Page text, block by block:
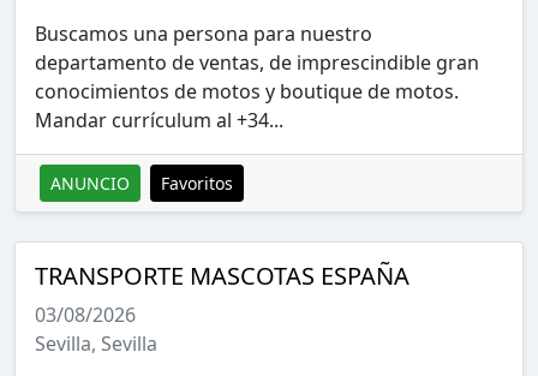
Buscamos una persona para nuestro
departamento de ventas, de imprescindible gran
conocimientos de motos y boutique de motos.
Mandar currículum al +34...
ANUNCIO Favoritos
TRANSPORTE MASCOTAS ESPAÑA
03/08/2026
Sevilla, Sevilla